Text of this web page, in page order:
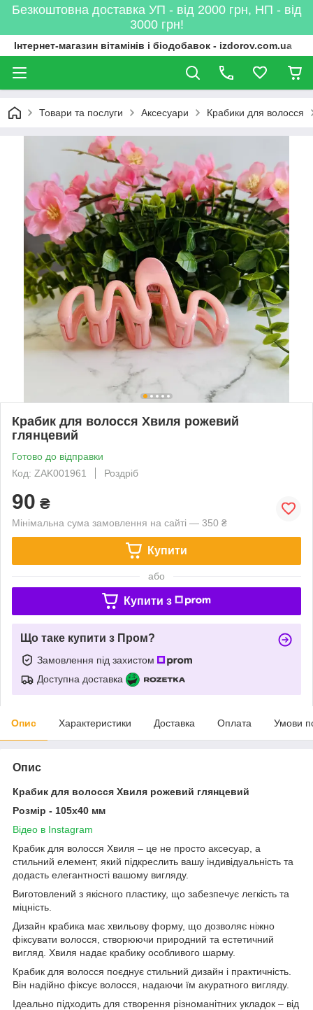
Безкоштовна доставка УП - від 2000 грн, НП - від
3000 грн!
Інтернет-магазин вітамінів і біодобавок - izdorov.com.ua
Товари та послуги Аксесуари Крабики для волосся
Крабик для волосся Хвиля рожевий
глянцевий
Готово до відправки
Код: ZAK001961
Роздріб
90 ₴
Мінімальна сума замовлення на сайті — 350 ₴
Купити
або
Купити з
Що таке купити з Пром?
Замовлення під захистом
Доступна доставка
Опис Характеристики Доставка Оплата Умови
Опис
Крабик для волосся Хвиля рожевий глянцевий
Розмір - 105х40 мм
Відео в Instagram
Крабик для волосся Хвиля – це не просто аксесуар, а
стильний елемент, який підкреслить вашу індивідуальність та
додасть елегантності вашому вигляду.
Виготовлений з якісного пластику, що забезпечує легкість та
міцність.
Дизайн крабика має хвильову форму, що дозволяє ніжно
фіксувати волосся, створюючи природний та естетичний
вигляд. Хвиля надає крабику особливого шарму.
Крабик для волосся поєднує стильний дизайн і практичність.
Він надійно фіксує волосся, надаючи їм акуратного вигляду.
Ідеально підходить для створення різноманітних укладок – від